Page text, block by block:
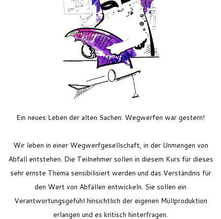
Feriencamp
Jobs
Kontakt
Ein neues Leben der alten Sachen: Wegwerfen war gestern!
Wir leben in einer Wegwerfgesellschaft, in der Unmengen von
Abfall entstehen. Die Teilnehmer sollen in diesem Kurs für dieses
sehr ernste Thema sensibilisiert werden und das Verständnis für
den Wert von Abfällen entwickeln. Sie sollen ein
Verantwortungsgefühl hinsichtlich der eigenen Müllproduktion
erlangen und es kritisch hinterfragen.